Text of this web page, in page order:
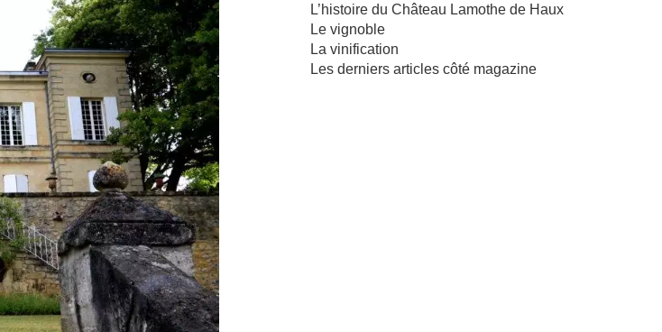
L’histoire du Château Lamothe de Haux
Le vignoble
La vinification
Les derniers articles côté magazine